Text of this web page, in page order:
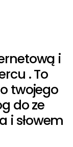
i
. To
twojego
do ze
i słowem